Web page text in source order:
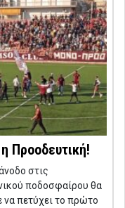
Προοδευτική!
στις
ποδοσφαίρου θα
πετύχει το πρώτο